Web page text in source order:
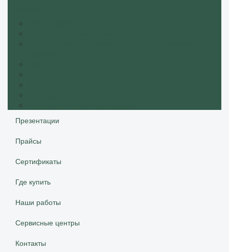
Презентации
Прайсы
Сертификаты
Где купить
Наши работы
Сервисные центры
Контакты